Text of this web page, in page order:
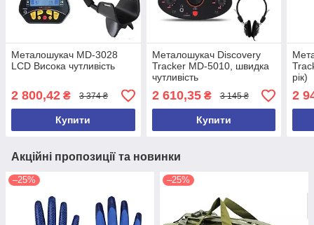
Металошукач MD-3028
LCD Висока чутливість
2 800,42 ₴ 3 374 ₴
Купити
Металошукач Discovery
Tracker MD-5010, швидка
чутливість
2 610,35₴ 3 145 ₴
Купити
рік)
2
Акційні пропозиції та новинки
–25% –25%